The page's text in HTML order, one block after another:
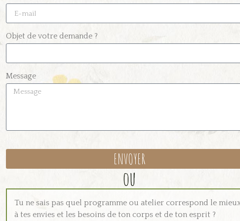
Objet de votre demande ?
Message
ENVOYER
ou
Tu ne sais pas quel programme ou atelier correspond le
à tes envies et les besoins de ton corps et de ton esprit ?